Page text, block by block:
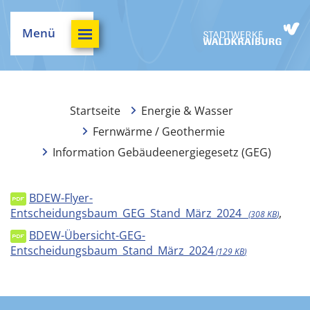
Menü
Startseite
Energie & Wasser
Fernwärme / Geothermie
Information Gebäudeenergiegesetz (GEG)
BDEW-Flyer-
Entscheidungsbaum_GEG_Stand_März_2024_
308 KB ,
BDEW-Übersicht-GEG-
Entscheidungsbaum_Stand_März_2024 129 KB